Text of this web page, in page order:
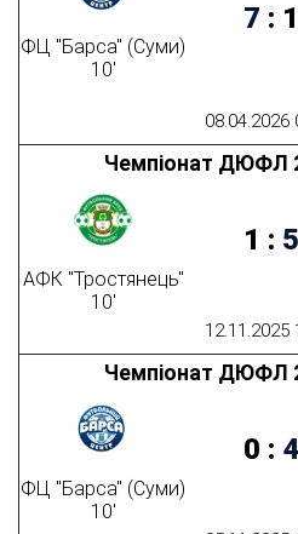
08.04.2026
ФЦ "Барса" (Суми)
10'
7 : 1
12.11.2025
Чемпіонат ДЮФЛ
АФК "Тростянець"
10'
1 : 5
Чемпіонат ДЮФЛ
ФЦ "Барса" (Суми)
10'
0 : 4